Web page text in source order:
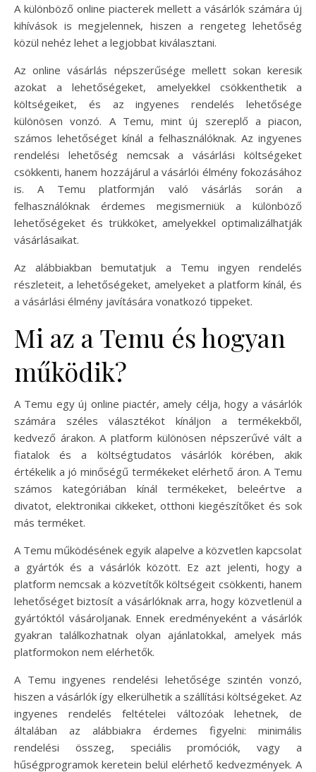
A különböző online piacterek mellett a vásárlók számára új
kihívások is megjelennek, hiszen a rengeteg lehetőség
közül nehéz lehet a legjobbat kiválasztani.
Az online vásárlás népszerűsége mellett sokan keresik
azokat a lehetőségeket, amelyekkel csökkenthetik a
költségeiket, és az ingyenes rendelés lehetősége
különösen vonzó. A Temu, mint új szereplő a piacon,
számos lehetőséget kínál a felhasználóknak. Az ingyenes
rendelési lehetőség nemcsak a vásárlási költségeket
csökkenti, hanem hozzájárul a vásárlói élmény fokozásához
is. A Temu platformján való vásárlás során a
felhasználóknak érdemes megismerniük a különböző
lehetőségeket és trükköket, amelyekkel optimalizálhatják
vásárlásaikat.
Az alábbiakban bemutatjuk a Temu ingyen rendelés
részleteit, a lehetőségeket, amelyeket a platform kínál, és
a vásárlási élmény javítására vonatkozó tippeket.
Mi az a Temu és hogyan
működik?
A Temu egy új online piactér, amely célja, hogy a vásárlók
számára széles választékot kínáljon a termékekből,
kedvező árakon. A platform különösen népszerűvé vált a
fiatalok és a költségtudatos vásárlók körében, akik
értékelik a jó minőségű termékeket elérhető áron. A Temu
számos kategóriában kínál termékeket, beleértve a
divatot, elektronikai cikkeket, otthoni kiegészítőket és sok
más terméket.
A Temu működésének egyik alapelve a közvetlen kapcsolat
a gyártók és a vásárlók között. Ez azt jelenti, hogy a
platform nemcsak a közvetítők költségeit csökkenti, hanem
lehetőséget biztosít a vásárlóknak arra, hogy közvetlenül a
gyártóktól vásároljanak. Ennek eredményeként a vásárlók
gyakran találkozhatnak olyan ajánlatokkal, amelyek más
platformokon nem elérhetők.
A Temu ingyenes rendelési lehetősége szintén vonzó,
hiszen a vásárlók így elkerülhetik a szállítási költségeket. Az
ingyenes rendelés feltételei változóak lehetnek, de
általában az alábbiakra érdemes figyelni: minimális
rendelési összeg, speciális promóciók, vagy a
hűségprogramok keretein belül elérhető kedvezmények. A